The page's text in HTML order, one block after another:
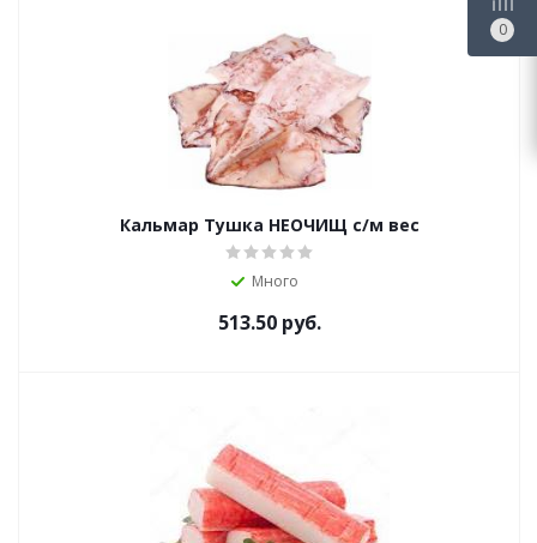
Кальмар Тушка НЕОЧИЩ с/м вес
Много
513.50 руб.
0